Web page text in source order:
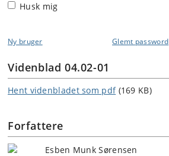
Husk mig
Ny bruger
Glemt password
Videnblad 04.02-01
Hent videnbladet som pdf (169 KB)
Forfattere
Esben Munk Sørensen